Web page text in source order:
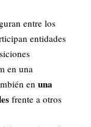
entre los
entidades
en una
en una
frente a otros